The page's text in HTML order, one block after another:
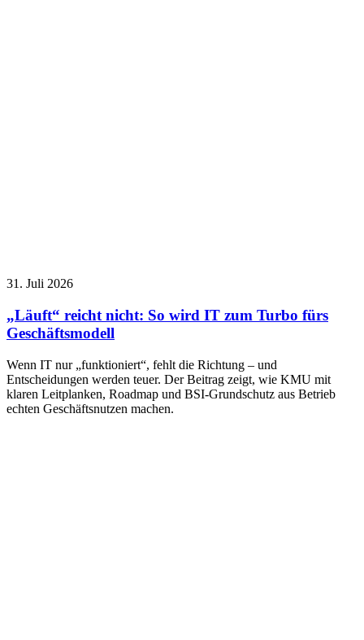
31. Juli 2026
„Läuft“ reicht nicht: So wird IT zum Turbo fürs
Geschäftsmodell
Wenn IT nur „funktioniert“, fehlt die Richtung – und
Entscheidungen werden teuer. Der Beitrag zeigt, wie KMU mit
klaren Leitplanken, Roadmap und BSI-Grundschutz aus Betrieb
echten Geschäftsnutzen machen.